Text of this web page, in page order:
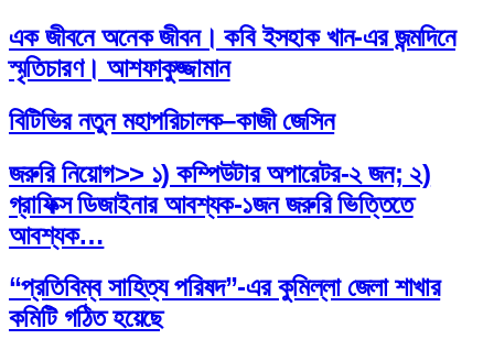
এক জীবনে অনেক জীবন। কবি ইসহাক খান-এর জন্মদিনে
স্মৃতিচারণ। আশফাকুজ্জামান
বিটিভির নতুন মহাপরিচালক–কাজী জেসিন
জরুরি নিয়োগ>> ১) কম্পিউটার অপারেটর-২ জন; ২)
গ্রাফিক্স ডিজাইনার আবশ্যক-১জন জরুরি ভিত্তিতে
আবশ্যক…
“প্রতিবিম্ব সাহিত্য পরিষদ”-এর কুমিল্লা জেলা শাখার
কমিটি গঠিত হয়েছে